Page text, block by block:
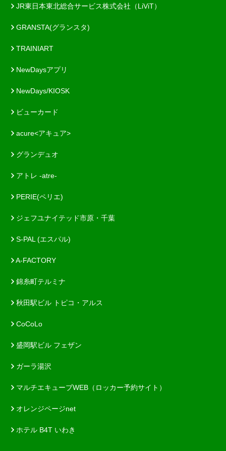
JR東日本東北総合サービス株式会社（LiViT）
GRANSTA(グランスタ)
TRAINIART
NewDaysアプリ
NewDays/KIOSK
ビューカード
acure<アキュア>
グランデュオ
アトレ -atre-
PERIE(ペリエ)
ジェフユナイテッド市原・千葉
S-PAL (エスパル)
A-FACTORY
錦糸町テルミナ
秋田駅ビル トピコ・アルス
CoCoLo
盛岡駅ビル フェザン
ガーラ湯沢
マルチエキューブWEB（ロッカー予約サイト）
オレンジページnet
ホテル B4T いわき